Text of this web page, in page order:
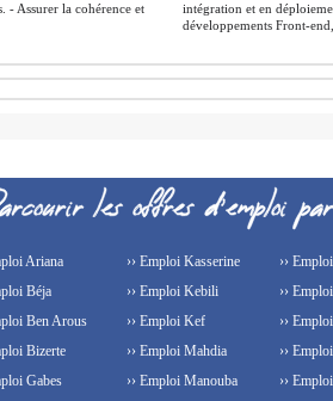
- Assurer la cohérence et
intégration et en
développements Front-end,
Ariana
Béja
Ben Arous
Bizerte
Gabes
›› Emploi Kasserine
›› Emploi Kebili
›› Emploi Kef
›› Emploi Mahdia
›› Emploi Manouba
››
››
››
››
››